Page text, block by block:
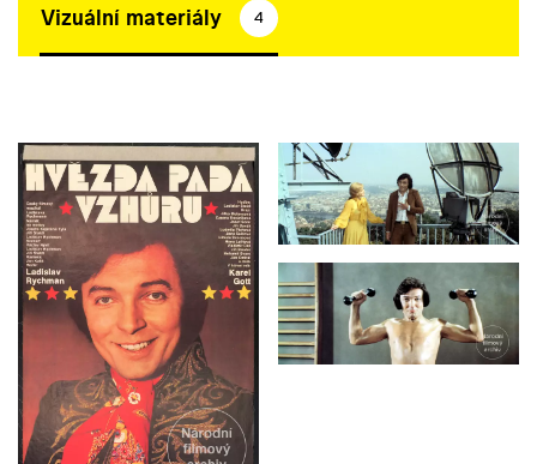
Vizuální materiály 4